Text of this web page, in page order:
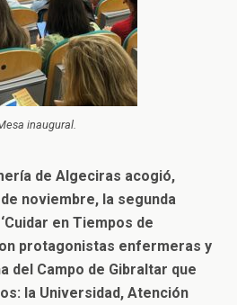
inaugural.
de Algeciras acogió,
noviembre, la segunda
en Tiempos de
protagonistas enfermeras y
del Campo de Gibraltar que
la Universidad, Atención